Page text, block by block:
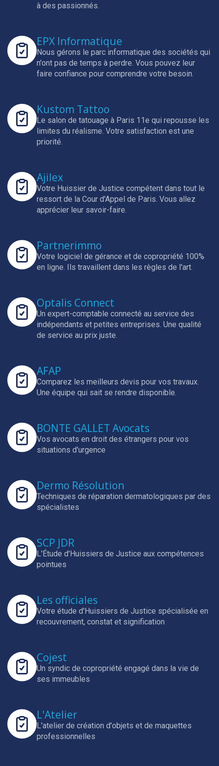
à des passionnés.
EPX Informatique
Nous gérons le parc informatique des sociétés qui
n'ont pas de temps à perdre. Vous pouvez leur
faire confiance pour comprendre votre besoin.
Kustom Tattoo
Le salon de tatouage à Paris 11e qui repousse les
limites du réalisme. Votre satisfaction est une
priorité.
Ajilex
Votre Huissier de Justice compétent dans tout le
ressort de la Cour d'Appel de Paris. Vous allez
apprécier leur savoir-faire.
Partnerimmo
Votre logiciel de gérance et de copropriété 100%
en ligne. Ils travaillent dans les règles de l'art.
Optalis Connect
Un expert-comptable connecté au service des
indépendants et petites entreprises. Une qualité
de service au prix juste.
AFAP
Comparez les meilleurs devis pour vos travaux.
Une équipe qui sait se rendre disponible.
BONTE GALLET Avocats
Vos avocats en droit des étrangers pour vos
situations d'urgence
Dermo Résolution
Techniques de réparation dermatologiques par des
spécialistes
SCP JDR
L'Étude d'Huissiers de Justice aux compétences
pointues
Les officiales
Votre étude d'Huissiers de Justice spécialisée en
recouvrement, constat et signification
Cojest
Un syndic de copropriété engagé dans la vie de
ses immeubles
L'Atelier
L'atelier de création d'objets et de maquettes
professionnelles